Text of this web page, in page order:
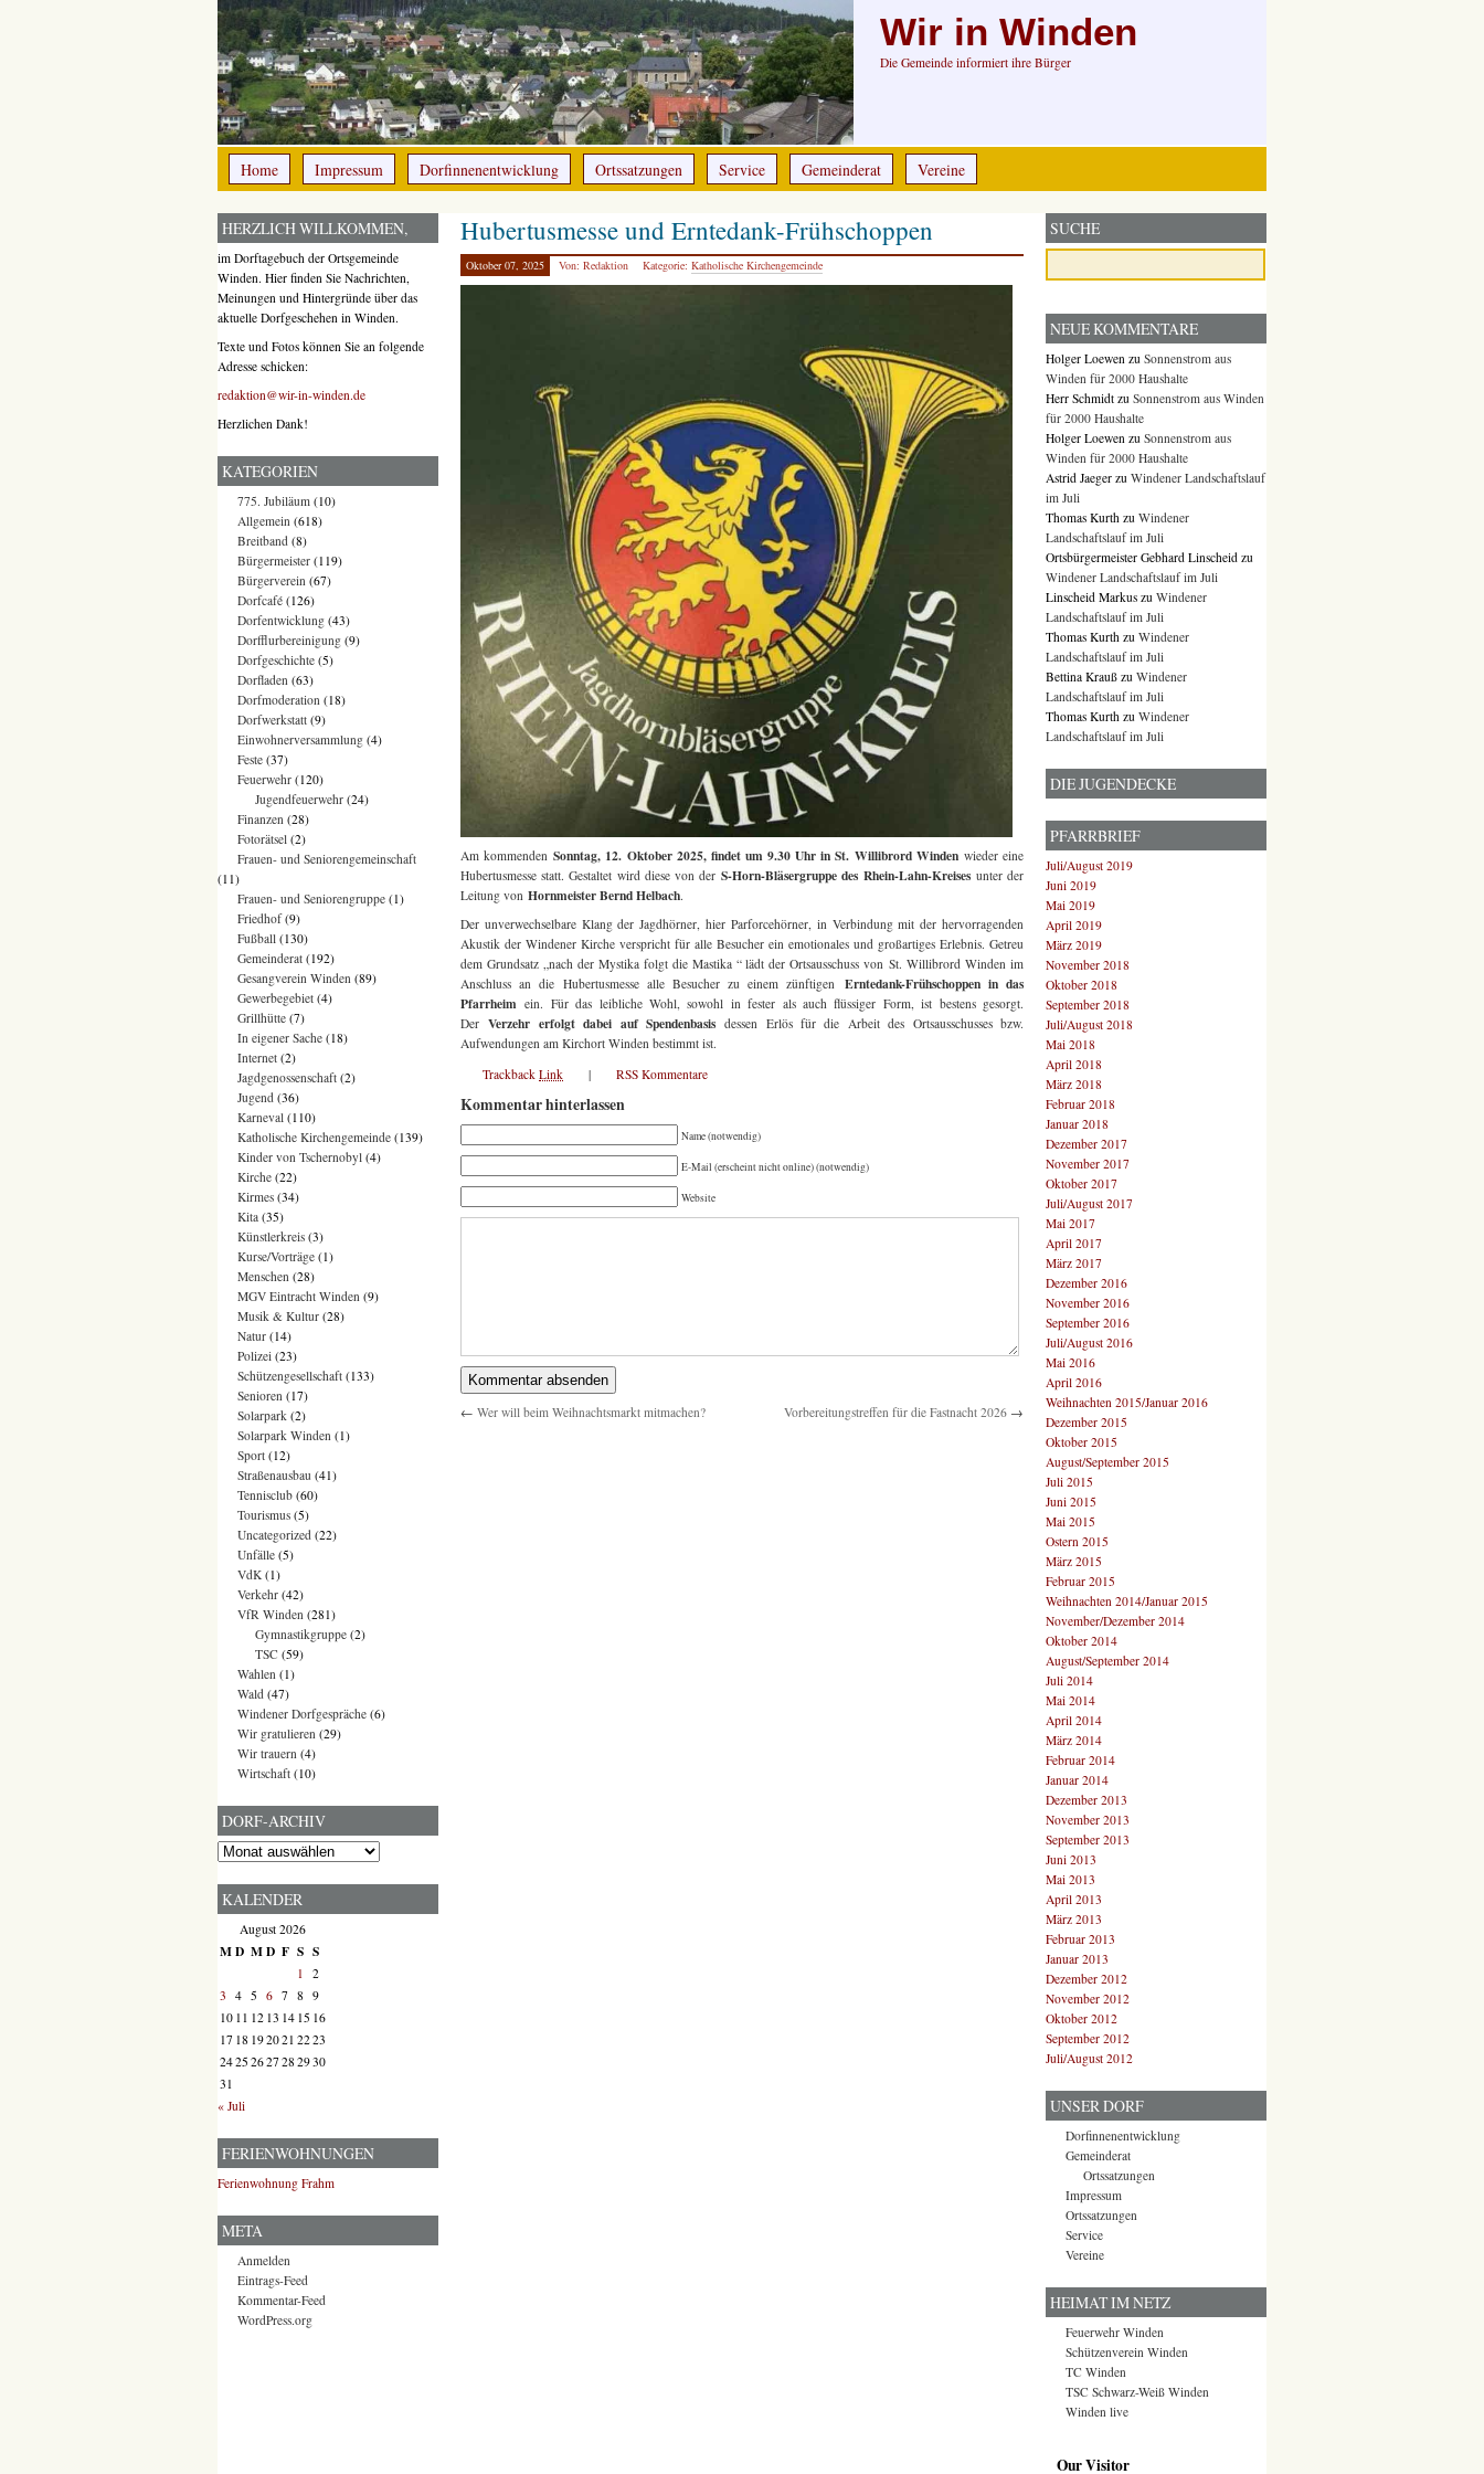
Wir in Winden
Die Gemeinde informiert ihre Bürger
Home Impressum Dorfinnenentwicklung Ortssatzungen Service Gemeinderat Vereine
Hubertusmesse und Erntedank-Frühschoppen
Oktober 07, 2025 Von: Redaktion Kategorie: Katholische Kirchengemeinde
Am kommendenSonntag, 12. Oktober 2025, findet um 9.30 Uhr in St. Willibrord Winden wieder eine
Hubertusmesse statt. Gestaltet wird diese von derS-Horn-Bläsergruppe des Rhein-Lahn-Kreisesunter der
Leitung von Hornmeister Bernd Helbach.
Der unverwechselbare Klang der Jagdhörner, hier Parforcehörner, in Verbindung mit der hervorragenden
Akustik der Windener Kirche verspricht für alle Besucher ein emotionales und großartiges Erlebnis. Getreu
dem Grundsatz „nach der Mystika folgt die Mastika “ lädt der Ortsausschuss von St. Willibrord Winden im
Anschluss an die Hubertusmesse alle Besucher zu einem zünftigen Erntedank-Frühschoppen in das
Pfarrheim ein. Für das leibliche Wohl, sowohl in fester als auch flüssiger Form, ist bestens gesorgt.
DerVerzehr erfolgt dabei auf Spendenbasisdessen Erlös für die Arbeit des Ortsausschusses bzw.
Aufwendungen am Kirchort Winden bestimmt ist.
Trackback Link | RSS Kommentare
Kommentar hinterlassen
Name (notwendig)
E-Mail (erscheint nicht online) (notwendig)
Website
← Wer will beim Weihnachtsmarkt mitmachen? Vorbereitungstreffen für die Fastnacht 2026 →
HERZLICH WILLKOMMEN,
im Dorftagebuch der Ortsgemeinde
Winden. Hier finden Sie Nachrichten,
Meinungen und Hintergründe über das
aktuelle Dorfgeschehen in Winden.
Texte und Fotos können Sie an folgende
Adresse schicken:
redaktion@wir-in-winden.de
Herzlichen Dank!
KATEGORIEN
775. Jubiläum (10)
Allgemein (618)
Breitband (8)
Bürgermeister (119)
Bürgerverein (67)
Dorfcafé (126)
Dorfentwicklung (43)
Dorfflurbereinigung (9)
Dorfgeschichte (5)
Dorfladen (63)
Dorfmoderation (18)
Dorfwerkstatt (9)
Einwohnerversammlung (4)
Feste (37)
Feuerwehr (120)
Jugendfeuerwehr (24)
Finanzen (28)
Fotorätsel (2)
Frauen- und Seniorengemeinschaft
(11)
Frauen- und Seniorengruppe (1)
Friedhof(9)
Fußball (130)
Gemeinderat (192)
Gesangverein Winden (89)
Gewerbegebiet (4)
Grillhütte (7)
In eigener Sache (18)
Internet (2)
Jagdgenossenschaft (2)
Jugend (36)
Karneval (110)
Katholische Kirchengemeinde (139)
Kinder von Tschernobyl (4)
Kirche (22)
Kirmes (34)
Kita (35)
Künstlerkreis (3)
Kurse/Vorträge (1)
Menschen (28)
MGV Eintracht Winden (9)
Musik & Kultur (28)
Natur (14)
Polizei (23)
Schützengesellschaft (133)
Senioren (17)
Solarpark (2)
Solarpark Winden (1)
Sport (12)
Straßenausbau (41)
Tennisclub (60)
Tourismus (5)
Uncategorized (22)
Unfälle (5)
VdK (1)
Verkehr (42)
VfR Winden (281)
Gymnastikgruppe (2)
TSC (59)
Wahlen (1)
Wald (47)
Windener Dorfgespräche (6)
Wir gratulieren (29)
Wir trauern (4)
Wirtschaft (10)
DORF-ARCHIV
Dorf-
KALENDER
August 2026
MD MD F S S
1 2
3 4 5 6 7 8 9
10 11 12 13 14 15 16
17 18 192021 2223
2425 2627 28 2930
31
« Juli
FERIENWOHNUNGEN
Ferienwohnung Frahm
META
Anmelden
Eintrags-Feed
Kommentar-Feed
WordPress.org
SUCHE
NEUE KOMMENTARE
Holger Loewen zu Sonnenstrom aus
Winden für 2000 Haushalte
Herr Schmidt zu Sonnenstrom aus Winden
für 2000 Haushalte
Holger Loewen zu Sonnenstrom aus
Winden für 2000 Haushalte
Astrid Jaeger zu Windener Landschaftslauf
im Juli
Thomas Kurth zu Windener
Landschaftslauf im Juli
Ortsbürgermeister Gebhard Linscheid zu
Windener Landschaftslauf im Juli
Linscheid Markus zu Windener
Landschaftslauf im Juli
Thomas Kurth zu Windener
Landschaftslauf im Juli
Bettina Krauß zu Windener
Landschaftslauf im Juli
Thomas Kurth zu Windener
Landschaftslauf im Juli
DIE JUGENDECKE
PFARRBRIEF
Juli/August 2019
Juni 2019
Mai 2019
April 2019
März 2019
November 2018
Oktober 2018
September 2018
Juli/August 2018
Mai 2018
April 2018
März 2018
Februar 2018
Januar 2018
Dezember 2017
November 2017
Oktober 2017
Juli/August 2017
Mai 2017
April 2017
März 2017
Dezember 2016
November 2016
September 2016
Juli/August 2016
Mai 2016
April 2016
Weihnachten 2015/Januar 2016
Dezember 2015
Oktober 2015
August/September 2015
Juli 2015
Juni 2015
Mai 2015
Ostern 2015
März 2015
Februar 2015
Weihnachten 2014/Januar 2015
November/Dezember 2014
Oktober 2014
August/September 2014
Juli 2014
Mai 2014
April 2014
März 2014
Februar 2014
Januar 2014
Dezember 2013
November 2013
September 2013
Juni 2013
Mai 2013
April 2013
März 2013
Februar 2013
Januar 2013
Dezember 2012
November 2012
Oktober 2012
September 2012
Juli/August 2012
UNSER DORF
Dorfinnenentwicklung
Gemeinderat
Ortssatzungen
Impressum
Ortssatzungen
Service
Vereine
HEIMAT IM NETZ
Feuerwehr Winden
Schützenverein Winden
TC Winden
TSC Schwarz-Weiß Winden
Winden live
Our Visitor